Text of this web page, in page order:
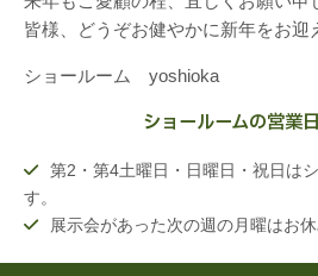
皆様、どうぞお健やかに新年をお迎
ショールーム yoshioka
ショールームの営業
第2・第4土曜日・日曜日・祝日は
す。
展示会があった次の週の月曜はお休